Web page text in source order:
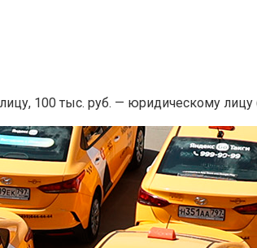
100 тыс. руб. — юридическому